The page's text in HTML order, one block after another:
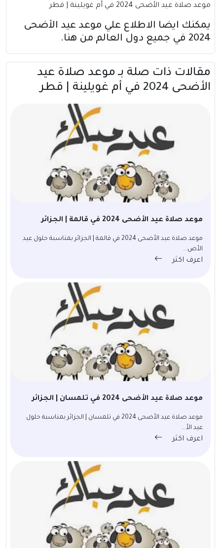
موعد صلاة عيد الأضحى 2024 في أم غويلينة | قطر
يمكنك ايضا الاطلاع علي موعد عيد الأضحى
2024 في جميع دول العالم
من هنا.
مقالات ذات صلة بــ موعد صلاة عيد
الأضحى 2024 في أم غويلينة | قطر
موعد صلاة عيد الأضحى 2024 في قالمة | الجزائر
موعد صلاة عيد الأضحى 2024 في قالمة | الجزائر بمناسبة حلول عيد
الأض...
اعرف اكثر
موعد صلاة عيد الأضحى 2024 في تلمسان | الجزائر
موعد صلاة عيد الأضحى 2024 في تلمسان | الجزائر بمناسبة حلول
عيد الأ...
اعرف اكثر